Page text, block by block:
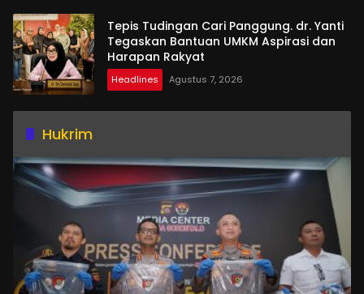
Tepis Tudingan Cari Panggung. dr. Yanti
Tegaskan Bantuan UMKM Aspirasi dan
Harapan Rakyat
Headlines Agustus 7, 2026
Hukrim